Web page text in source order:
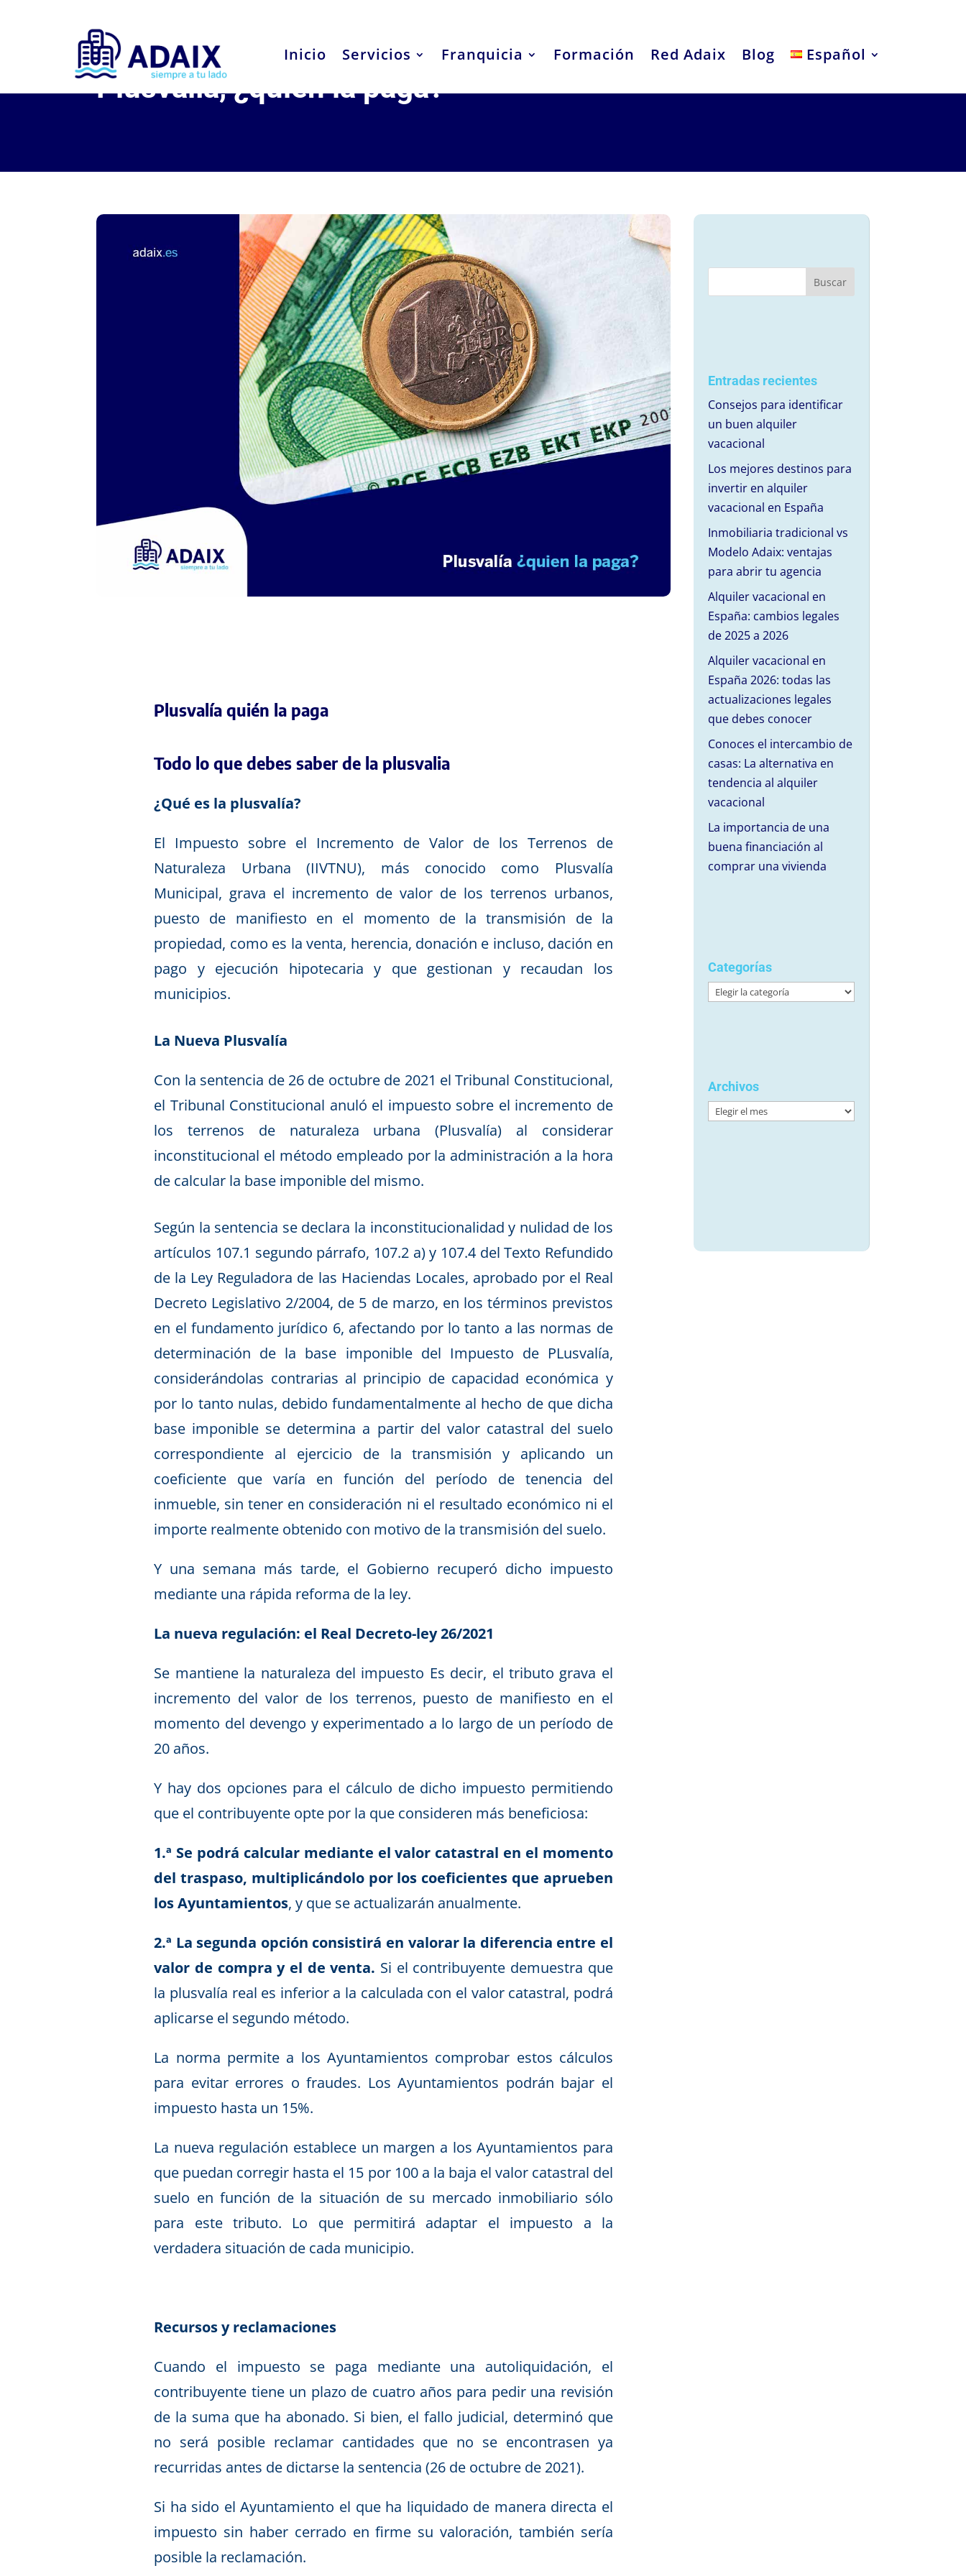
Inicio Servicios Franquicia Formación Red Adaix Blog Español
Plusvalía, ¿quién la paga?
Plusvalía quién la paga
Todo lo que debes saber de la plusvalia
¿Qué es la plusvalía?
El Impuesto sobre el Incremento de Valor de los Terrenos de
Naturaleza Urbana (IIVTNU), más conocido como Plusvalía
Municipal, grava el incremento de valor de los terrenos urbanos,
puesto de manifiesto en el momento de la transmisión de la
propiedad, como es la venta, herencia, donación e incluso, dación en
pago y ejecución hipotecaria y que gestionan y recaudan los
municipios.
La Nueva Plusvalía
Con la sentencia de 26 de octubre de 2021 el Tribunal Constitucional,
el Tribunal Constitucional anuló el impuesto sobre el incremento de
los terrenos de naturaleza urbana (Plusvalía) al considerar
inconstitucional el método empleado por la administración a la hora
de calcular la base imponible del mismo.
Según la sentencia se declara la inconstitucionalidad y nulidad de los
artículos 107.1 segundo párrafo, 107.2 a) y 107.4 del Texto Refundido
de la Ley Reguladora de las Haciendas Locales, aprobado por el Real
Decreto Legislativo 2/2004, de 5 de marzo, en los términos previstos
en el fundamento jurídico 6, afectando por lo tanto a las normas de
determinación de la base imponible del Impuesto de PLusvalía,
considerándolas contrarias al principio de capacidad económica y
por lo tanto nulas, debido fundamentalmente al hecho de que dicha
base imponible se determina a partir del valor catastral del suelo
correspondiente al ejercicio de la transmisión y aplicando un
coeficiente que varía en función del período de tenencia del
inmueble, sin tener en consideración ni el resultado económico ni el
importe realmente obtenido con motivo de la transmisión del suelo.
Y una semana más tarde, el Gobierno recuperó dicho impuesto
mediante una rápida reforma de la ley.
La nueva regulación: el Real Decreto-ley 26/2021
Se mantiene la naturaleza del impuesto Es decir, el tributo grava el
incremento del valor de los terrenos, puesto de manifiesto en el
momento del devengo y experimentado a lo largo de un período de
20 años.
Y hay dos opciones para el cálculo de dicho impuesto permitiendo
que el contribuyente opte por la que consideren más beneficiosa:
1.ª Se podrá calcular mediante el valor catastral en el momento
del traspaso, multiplicándolo por los coeficientes que aprueben
los Ayuntamientos, y que se actualizarán anualmente.
2.ª La segunda opción consistirá en valorar la diferencia entre el
valor de compra y el de venta. Si el contribuyente demuestra que
la plusvalía real es inferior a la calculada con el valor catastral, podrá
aplicarse el segundo método.
La norma permite a los Ayuntamientos comprobar estos cálculos
para evitar errores o fraudes. Los Ayuntamientos podrán bajar el
impuesto hasta un 15%.
La nueva regulación establece un margen a los Ayuntamientos para
que puedan corregir hasta el 15 por 100 a la baja el valor catastral del
suelo en función de la situación de su mercado inmobiliario sólo
para este tributo. Lo que permitirá adaptar el impuesto a la
verdadera situación de cada municipio.
Recursos y reclamaciones
Cuando el impuesto se paga mediante una autoliquidación, el
contribuyente tiene un plazo de cuatro años para pedir una revisión
de la suma que ha abonado. Si bien, el fallo judicial, determinó que
no será posible reclamar cantidades que no se encontrasen ya
recurridas antes de dictarse la sentencia (26 de octubre de 2021).
Si ha sido el Ayuntamiento el que ha liquidado de manera directa el
impuesto sin haber cerrado en firme su valoración, también sería
posible la reclamación.
Entradas recientes
Consejos para identificar
un buen alquiler
vacacional
Los mejores destinos para
invertir en alquiler
vacacional en España
Inmobiliaria tradicional vs
Modelo Adaix: ventajas
para abrir tu agencia
Alquiler vacacional en
España: cambios legales
de 2025 a 2026
Alquiler vacacional en
España 2026: todas las
actualizaciones legales
que debes conocer
Conoces el intercambio de
casas: La alternativa en
tendencia al alquiler
vacacional
La importancia de una
buena financiación al
comprar una vivienda
Categorías
Categorías
Archivos
Archivos